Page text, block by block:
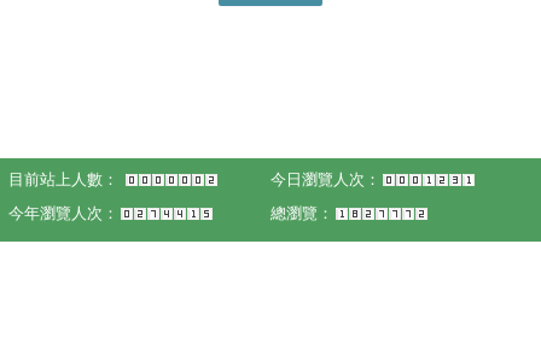
目前站上人數：
今日瀏覽人次：
今年瀏覽人次：
總瀏覽：